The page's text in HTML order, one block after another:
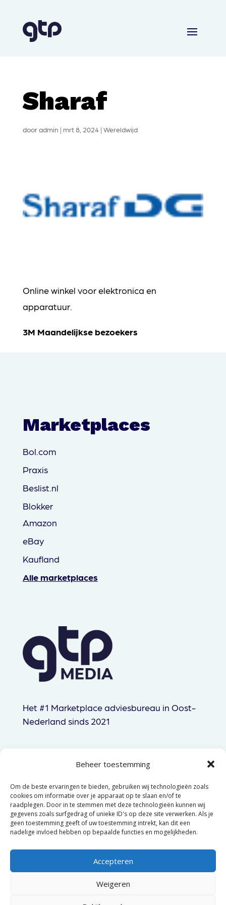
Beheer toestemming
Om de beste ervaringen te bieden, gebruiken wij technologieën zoals
cookies om informatie over je apparaat op te slaan en/of te
raadplegen. Door in te stemmen met deze technologieën kunnen wij
gegevens zoals surfgedrag of unieke ID's op deze site verwerken. Als je
geen toestemming geeft of uw toestemming intrekt, kan dit een
nadelige invloed hebben op bepaalde functies en mogelijkheden.
Accepteren
Weigeren
Sharaf
dooradmin | mrt 8, 2024| Wereldwijd
Online winkel voor elektronica en
apparatuur.
3M Maandelijkse bezoekers
Marketplaces
Bol.com
Praxis
Beslist.nl
Blokker
Amazon
eBay
Kaufland
Alle marketplaces
Het #1 Marketplace adviesbureau in Oost-
Nederland sinds 2021
hallo@gtpmedia.nl
Hengelo, NL